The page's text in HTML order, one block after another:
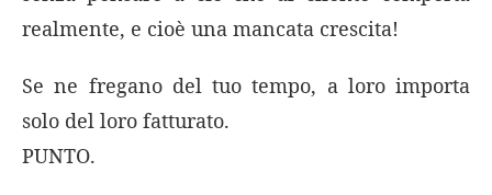
realmente, e cioè una mancata crescita!
Se ne fregano del tuo tempo, a loro importa
solo del loro fatturato.
PUNTO.